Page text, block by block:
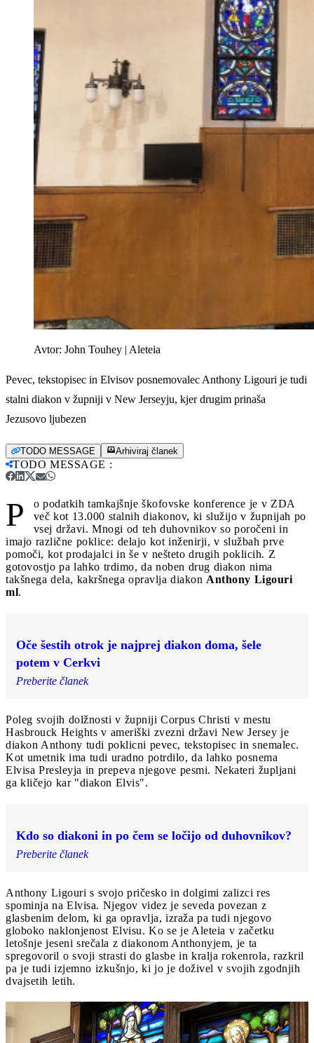
Avtor: John Touhey | Aleteia
Pevec, tekstopisec in Elvisov posnemovalec Anthony Ligouri je tudi
stalni diakon v župniji v New Jerseyju, kjer drugim prinaša
Jezusovo ljubezen
TODO MESSAGE Arhiviraj članek
TODO MESSAGE :
P
o podatkih tamkajšnje škofovske konference je v ZDA
več kot 13.000 stalnih diakonov, ki služijo v župnijah po
vsej državi. Mnogi od teh duhovnikov so poročeni in
imajo različne poklice: delajo kot inženirji, v službah prve
pomoči, kot prodajalci in še v nešteto drugih poklicih. Z
gotovostjo pa lahko trdimo, da noben drug diakon nima
takšnega dela, kakršnega opravlja diakon Anthony Ligouri
ml.
Oče šestih otrok je najprej diakon doma, šele
potem v Cerkvi
Preberite članek
Poleg svojih dolžnosti v župniji Corpus Christi v mestu
Hasbrouck Heights v ameriški zvezni državi New Jersey je
diakon Anthony tudi poklicni pevec, tekstopisec in snemalec.
Kot umetnik ima tudi uradno potrdilo, da lahko posnema
Elvisa Presleyja in prepeva njegove pesmi. Nekateri župljani
ga kličejo kar "diakon Elvis".
Kdo so diakoni in po čem se ločijo od duhovnikov?
Preberite članek
Anthony Ligouri s svojo pričesko in dolgimi zalizci res
spominja na Elvisa. Njegov videz je seveda povezan z
glasbenim delom, ki ga opravlja, izraža pa tudi njegovo
globoko naklonjenost Elvisu. Ko se je Aleteia v začetku
letošnje jeseni srečala z diakonom Anthonyjem, je ta
spregovoril o svoji strasti do glasbe in kralja rokenrola, razkril
pa je tudi izjemno izkušnjo, ki jo je doživel v svojih zgodnjih
dvajsetih letih.